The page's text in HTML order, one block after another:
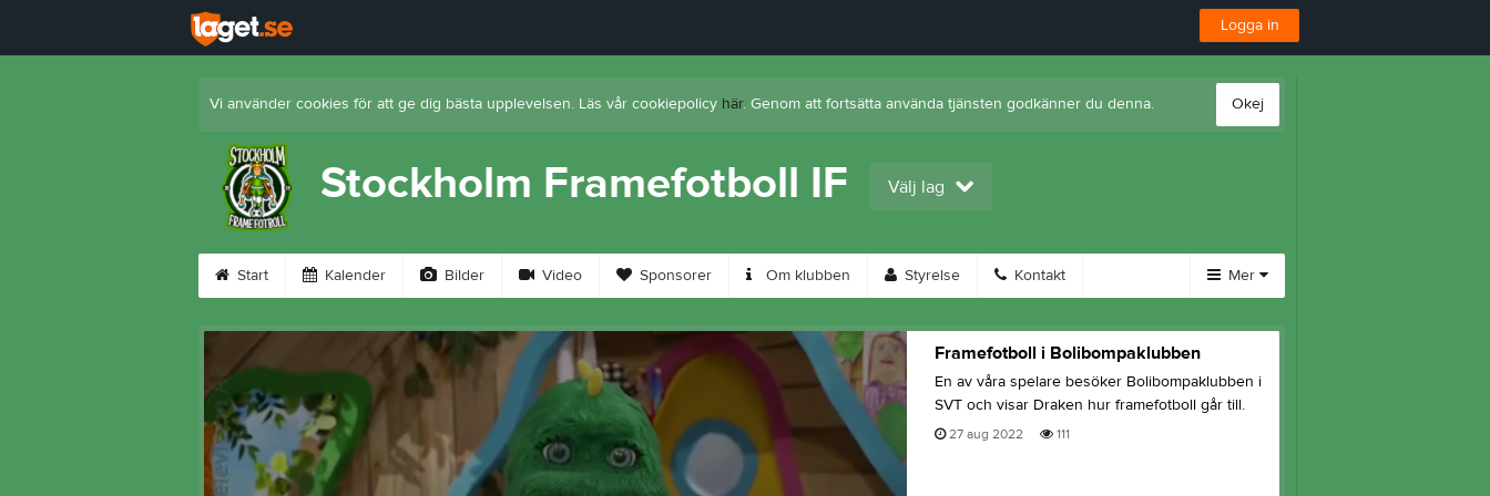
Logga in
Vi använder cookies för att ge dig bästa upplevelsen. Läs vår cookiepolicy här. Genom att fortsätta använda tjänsten godkänner du denna. Okej
Stockholm Framefotboll IF Välj lag
Start Kalender Bilder Video Sponsorer Om klubben Styrelse Kontakt Mer
Framefotboll i Bolibompaklubben
En av våra spelare besöker Bolibompaklubben i
SVT och visar Draken hur framefotboll går till.
27 aug 2022 111